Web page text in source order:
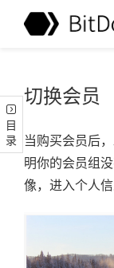
目录
切换会员
当购买会员后
明你的会员组
像，进入个人信